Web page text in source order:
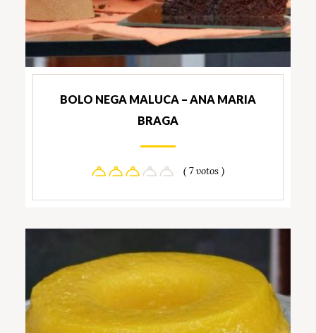
BOLO NEGA MALUCA – ANA MARIA
BRAGA
( 7 votos )